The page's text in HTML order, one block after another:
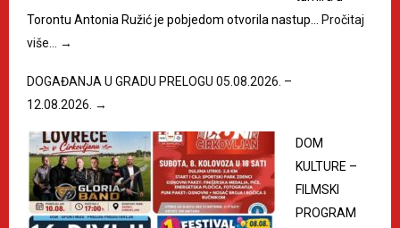
Torontu Antonia Ružić je pobjedom otvorila nastup…
Pročitaj
više…
→
DOGAĐANJA U GRADU PRELOGU 05.08.2026. –
12.08.2026. →
DOM
KULTURE –
FILMSKI
PROGRAM